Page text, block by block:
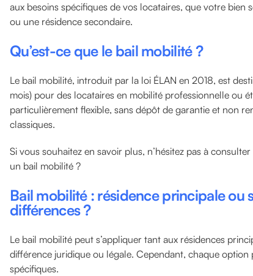
aux besoins spécifiques de vos locataires, que votre bien
ou une résidence secondaire.
Qu’est-ce que le bail mobilité ?
Le bail mobilité, introduit par la loi ÉLAN en 2018, est
mois) pour des locataires en mobilité professionnelle ou
particulièrement flexible, sans dépôt de garantie et non
classiques.
Si vous souhaitez en savoir plus, n’hésitez pas à
un bail mobilité ?
Bail mobilité : résidence principale ou
différences ?
Le bail mobilité peut s’appliquer tant aux résidences
différence juridique ou légale. Cependant, chaque option
spécifiques.